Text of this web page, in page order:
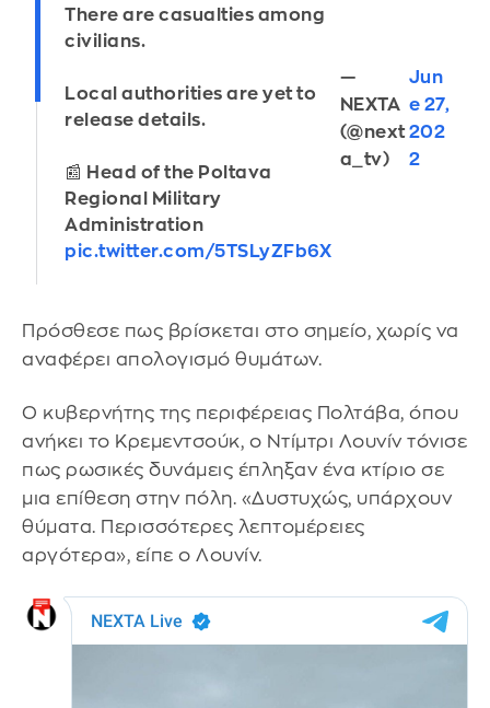
There are casualties among
civilians.
Local authorities are yet to
release details.
📰 Head of the Poltava
Regional Military
Administration
pic.twitter.com/5TSLyZFb6X
—
NEXTA
(@next
a_tv)
Jun
e 27,
202
2
Πρόσθεσε πως βρίσκεται στο σημείο, χωρίς να
αναφέρει απολογισμό θυμάτων.
Ο κυβερνήτης της περιφέρειας Πολτάβα, όπου
ανήκει το Κρεμεντσούκ, ο Ντίμτρι Λουνίν τόνισε
πως ρωσικές δυνάμεις έπληξαν ένα κτίριο σε
μια επίθεση στην πόλη. «Δυστυχώς, υπάρχουν
θύματα. Περισσότερες λεπτομέρειες
αργότερα», είπε ο Λουνίν.